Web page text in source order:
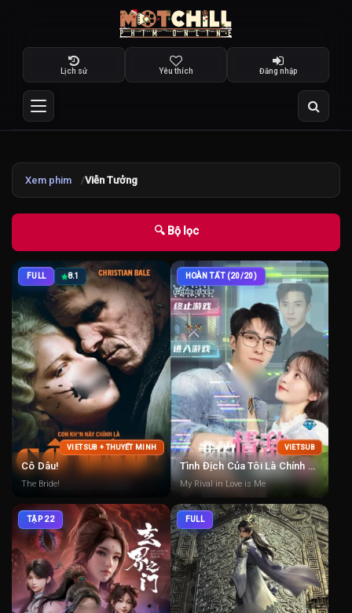
Lịch sử Yêu thích Đăng nhập
Xem phim Viễn Tưởng
🔍 Bộ lọc
FULL 8.1
VIETSUB + THUYẾT MINH
Cô Dâu!
The Bride!
HOÀN TẤT (20/20)
VIETSUB
Tình Địch Của Tôi Là Chính Tôi
My Rival in Love is Me
TẬP 22 FULL